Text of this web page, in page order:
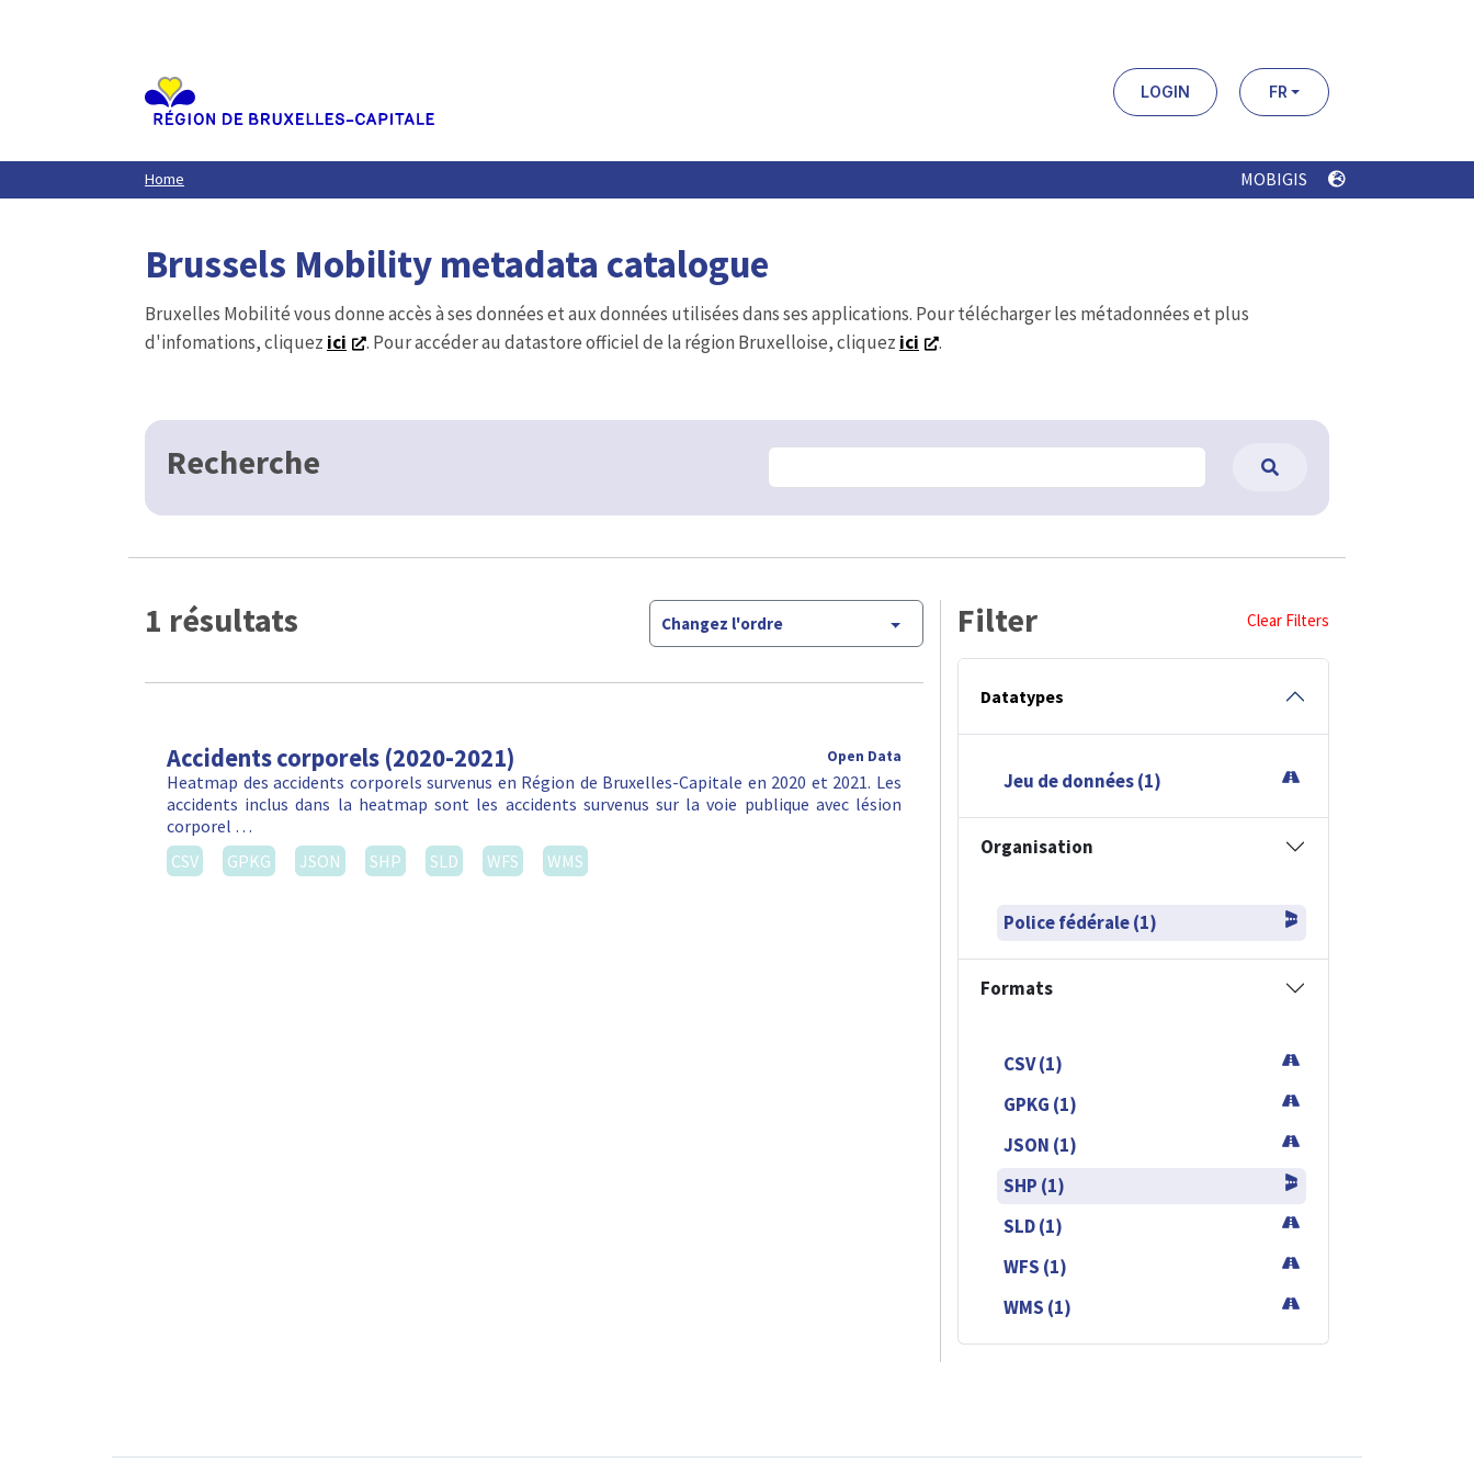
LOGIN FR
Home MOBIGIS
Brussels Mobility metadata catalogue
Bruxelles Mobilité vous donne accès à ses données et aux données utilisées dans ses applications. Pour télécharger les métadonnées et plus
d'infomations, cliquez ici . Pour accéder au datastore officiel de la région Bruxelloise, cliquez ici .
Recherche
1 résultats Changez l'ordre
Accidents corporels (2020-2021) Open Data
Heatmap des accidents corporels survenus en Région de Bruxelles-Capitale en 2020 et 2021. Les
accidents inclus dans la heatmap sont les accidents survenus sur la voie publique avec lésion
corporel …
CSV
GPKG JSON SHP SLD WFS WMS
Filter Clear Filters
Datatypes
Jeu de données (1)
Organisation
Police fédérale (1)
Formats
CSV (1)
GPKG (1)
JSON (1)
SHP (1)
SLD (1)
WFS (1)
WMS (1)